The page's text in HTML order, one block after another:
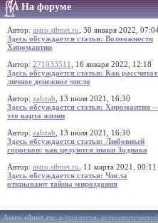
На форуме
Автор: astro.sibnet.ru , 30 января 2022,
Здесь обсуждается статья: Возможности
Хиромантии
Автор: 271033511
, 16 января 2022, 12:18
Здесь обсуждается статья: Как
личное денежное число
Автор: zabzab , 13 июля 2021, 16:30
Здесь обсуждается статья: Хиромантия
это карта жизни
Автор: zabzab , 13 июля 2021, 16:30
Здесь обсуждается статья: Любовный
гороскоп: как целуются знаки Зодиака
Автор: astro.sibnet.ru , 11 марта 2021, 00:11
Здесь обсуждается статья: Числа
открывают тайны мироздания
Astro.sibnet.ru:астрология,